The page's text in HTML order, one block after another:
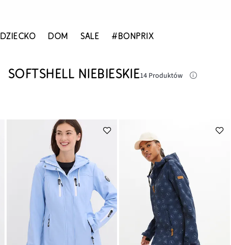
DZIECKO DOM SALE #BONPRIX
SOFTSHELL NIEBIESKIE14 Produktów